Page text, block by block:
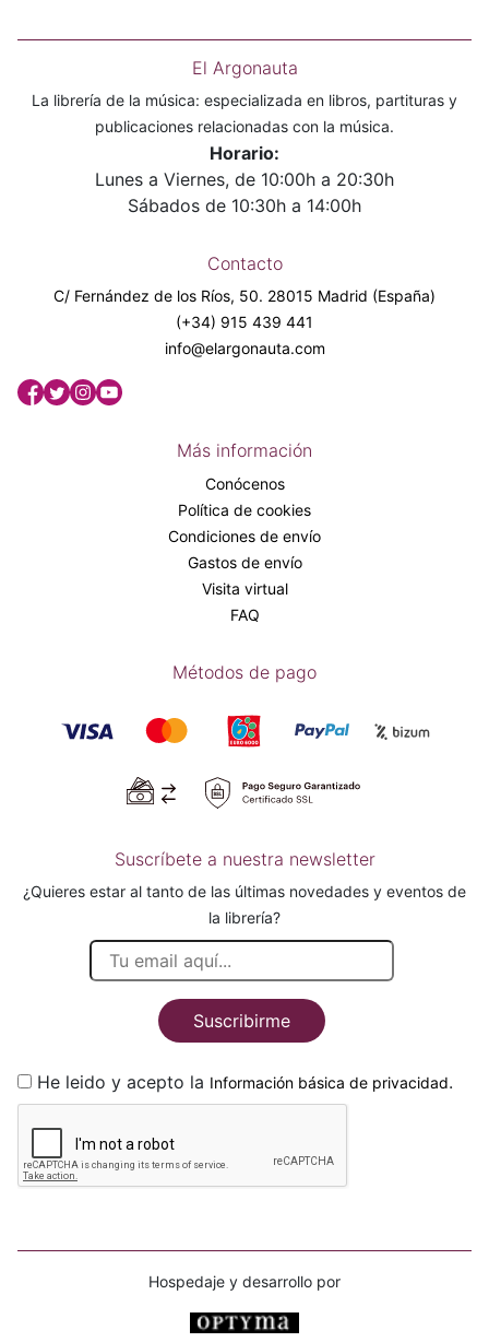
El Argonauta
La librería de la música: especializada en libros, partituras y
publicaciones relacionadas con la música.
Horario:
Lunes a Viernes, de 10:00h a 20:30h
Sábados de 10:30h a 14:00h
Contacto
C/ Fernández de los Ríos, 50. 28015 Madrid (España)
(+34) 915 439 441
info@elargonauta.com
Más información
Conócenos
Política de cookies
Condiciones de envío
Gastos de envío
Visita virtual
FAQ
Métodos de pago
Suscríbete a nuestra newsletter
¿Quieres estar al tanto de las últimas novedades y eventos de
la librería?
Suscribirme
He leido y acepto la Información básica de privacidad.
Hospedaje y desarrollo por